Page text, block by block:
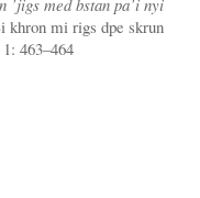
’jigs med bstan pa’i nyi
khron mi rigs dpe skrun
463–464